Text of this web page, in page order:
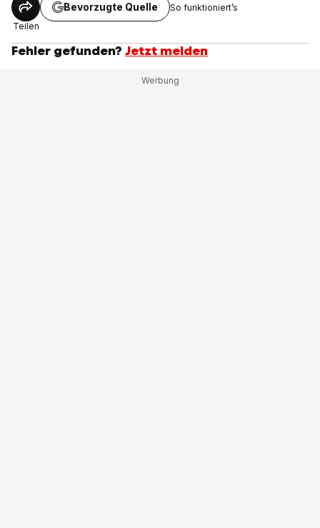
Teilen
Bevorzugte Quelle So funktioniert’s
Fehler gefunden? Jetzt melden